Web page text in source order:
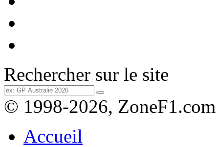
Rechercher sur le site
© 1998-2026, ZoneF1.com
Accueil